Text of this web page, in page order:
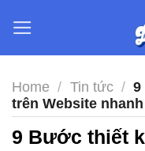
content
Home / Tin tức / 9
trên Website
9 Bước thiết